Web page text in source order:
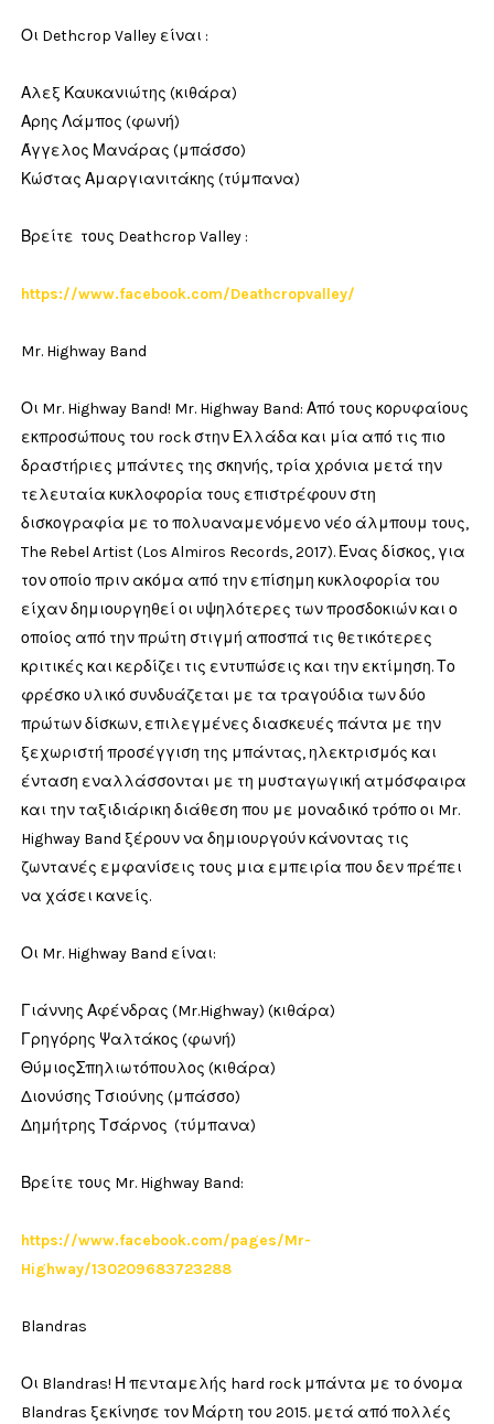
Οι Dethcrop Valley είναι :
Αλεξ Καυκανιώτης (κιθάρα)
Αρης Λάμπος (φωνή)
Άγγελος Μανάρας (μπάσσο)
Κώστας Αμαργιανιτάκης (τύμπανα)
Βρείτε τους Deathcrop Valley :
https://www.facebook.com/Deathcropvalley/
Mr. Highway Band
Οι Mr. Highway Band! Mr. Highway Band: Από τους κορυφαίους
εκπροσώπους του rock στην Ελλάδα και μία από τις πιο
δραστήριες μπάντες της σκηνής, τρία χρόνια μετά την
τελευταία κυκλοφορία τους επιστρέφουν στη
δισκογραφία με το πολυαναμενόμενο νέο άλμπουμ τους,
The Rebel Artist (Los Almiros Records, 2017). Ένας δίσκος, για
τον οποίο πριν ακόμα από την επίσημη κυκλοφορία του
είχαν δημιουργηθεί οι υψηλότερες των προσδοκιών και ο
οποίος από την πρώτη στιγμή αποσπά τις θετικότερες
κριτικές και κερδίζει τις εντυπώσεις και την εκτίμηση. Το
φρέσκο υλικό συνδυάζεται με τα τραγούδια των δύο
πρώτων δίσκων, επιλεγμένες διασκευές πάντα με την
ξεχωριστή προσέγγιση της μπάντας, ηλεκτρισμός και
ένταση εναλλάσσονται με τη μυσταγωγική ατμόσφαιρα
και την ταξιδιάρικη διάθεση που με μοναδικό τρόπο οι Mr.
Highway Band ξέρουν να δημιουργούν κάνοντας τις
ζωντανές εμφανίσεις τους μια εμπειρία που δεν πρέπει
να χάσει κανείς.
Οι Mr. Highway Band είναι:
Γιάννης Αφένδρας (Mr.Highway) (κιθάρα)
Γρηγόρης Ψαλτάκος (φωνή)
ΘύμιοςΣπηλιωτόπουλος (κιθάρα)
Διονύσης Τσιούνης (μπάσσο)
Δημήτρης Τσάρνος (τύμπανα)
Βρείτε τους Mr. Highway Band:
https://www.facebook.com/pages/Mr-
Highway/130209683723288
Blandras
Οι Blandras! Η πενταμελής hard rock μπάντα με το όνομα
Blandras ξεκίνησε τον Μάρτη του 2015. μετά από πολλές